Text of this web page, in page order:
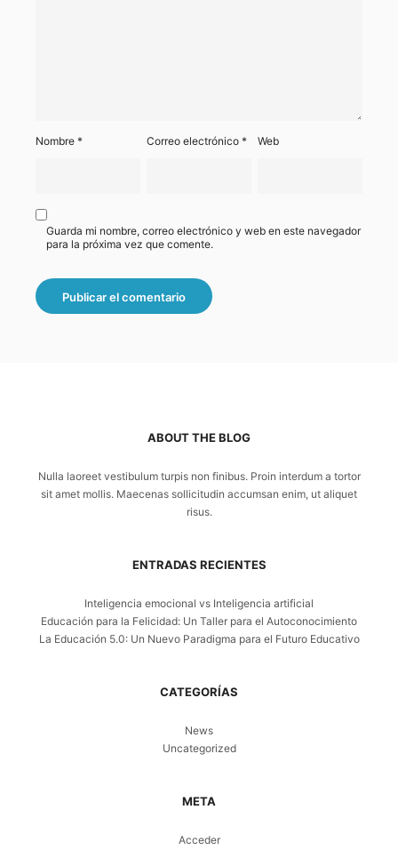
Nombre * Correo electrónico* Web
Guarda mi nombre, correo electrónico y web en este navegador
para la próxima vez que comente.
ABOUT THE BLOG
Nulla laoreet vestibulum turpis non finibus. Proin interdum a tortor
sit amet mollis. Maecenas sollicitudin accumsan enim, ut aliquet
risus.
ENTRADAS RECIENTES
Inteligencia emocional vs Inteligencia artificial
Educación para la Felicidad: Un Taller para el Autoconocimiento
La Educación 5.0: Un Nuevo Paradigma para el Futuro Educativo
CATEGORÍAS
News
Uncategorized
META
Acceder